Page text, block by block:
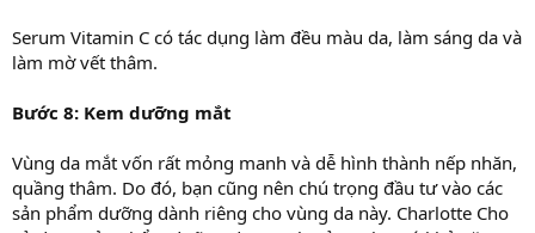
Serum Vitamin C có tác dụng làm đều màu da, làm sáng da và
làm mờ vết thâm.
Bước 8: Kem dưỡng mắt
Vùng da mắt vốn rất mỏng manh và dễ hình thành nếp nhăn,
quầng thâm. Do đó, bạn cũng nên chú trọng đầu tư vào các
sản phẩm dưỡng dành riêng cho vùng da này. Charlotte Cho